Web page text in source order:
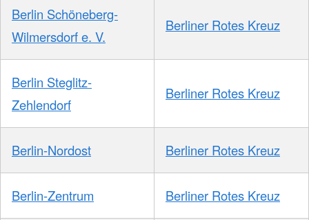
Berlin Schöneberg-
Wilmersdorf e. V.
Berliner Rotes Kreuz
Berlin Steglitz-
Zehlendorf
Berliner Rotes Kreuz
Berlin-Nordost Berliner Rotes Kreuz
Berlin-Zentrum Berliner Rotes Kreuz